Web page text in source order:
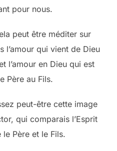
pour nous.
peut être méditer sur
l’amour qui vient de Dieu
l’amour en Dieu qui est
Père au Fils.
peut-être cette image
qui comparais l’Esprit
Père et le Fils.